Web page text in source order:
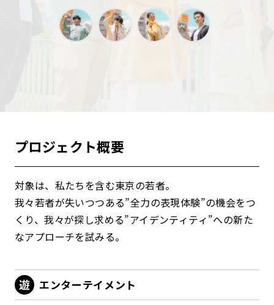
プロジェクト概要
対象は、私たちを含む東京の若者。
我々若者が失いつつある”全力の表現体験”の機会をつ
くり、我々が探し求める”アイデンティティ”への新た
なアプローチを試みる。
エンターテイメント